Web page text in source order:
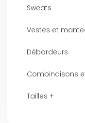
Sweats
Vestes et
Débardeurs
Combinaisons
Tailles +